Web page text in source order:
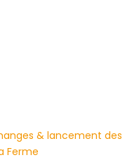
& lancement des
Ferme